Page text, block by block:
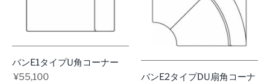
バンE1タイプU角コーナー
¥55,100
バンE2タイプDU扇角コーナ